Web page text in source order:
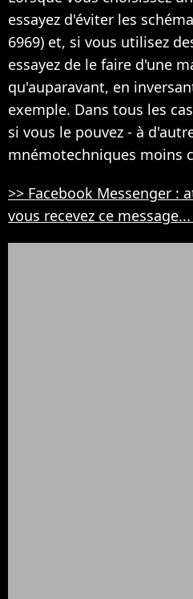
essayez d'éviter les
6969) et, si vous utilisez
essayez de le faire d'une
qu'auparavant, en
exemple. Dans tous les
si vous le pouvez - à
mnémotechniques moins
>> Facebook Messenger :
vous recevez ce